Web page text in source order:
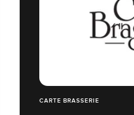
CARTE BRASSERIE